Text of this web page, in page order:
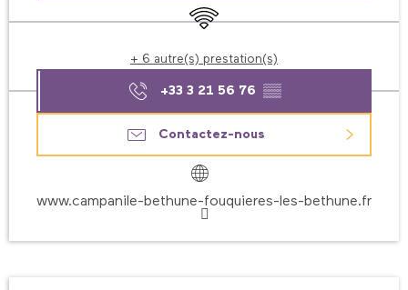
WiFi
+ 6 autre(s) prestation(s)
+33 3 21 56 76 ▒▒
Contactez-nous
www.campanile-bethune-fouquieres-les-bethune.fr